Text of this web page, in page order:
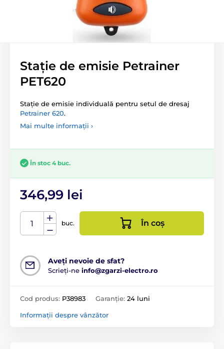
Stație de emisie Petrainer
PET620
Stație de emisie individuală pentru setul de dresaj
Petrainer 620.
Mai multe informații ›
În stoc 4 buc.
346,99 lei
buc. În coș
Aveți nevoie de sfat?
Scrieți-ne info@zgarzi-electro.ro
Cod produs: P38983 Garanție: 24 luni
Informații despre vânzător